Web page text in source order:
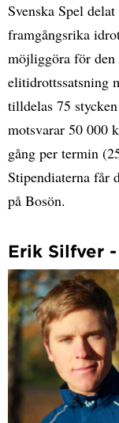
Svenska Spel
framgångsrika
möjliggöra för
elitidrottssatsning
tilldelas 75
motsvarar 50 000
gång per termin
Stipendiaterna får
på Bosön.
Erik Silfver